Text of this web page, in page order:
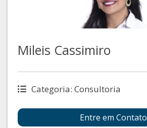
Mileis Cassimiro
Categoria: Consultoria
Entre em Contato